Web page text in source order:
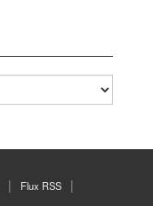
Flux RSS